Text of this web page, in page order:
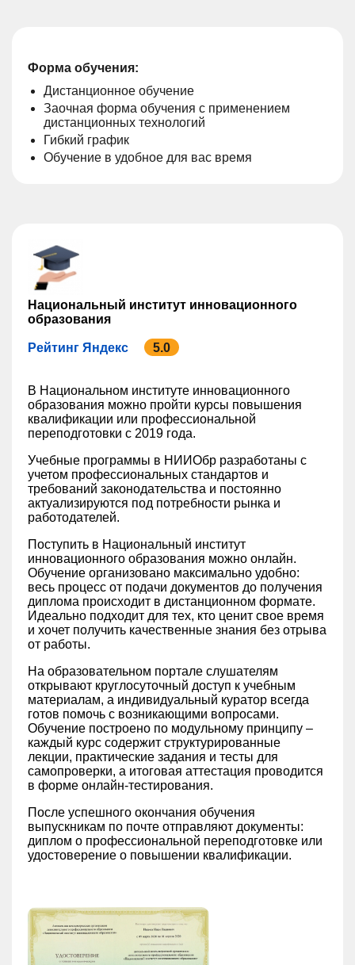
Форма обучения:
Дистанционное обучение
Заочная форма обучения с применением
дистанционных технологий
Гибкий график
Обучение в удобное для вас время
Национальный институт инновационного
образования
Рейтинг Яндекс 5.0
В Национальном институте инновационного
образования можно пройти курсы повышения
квалификации или профессиональной
переподготовки с 2019 года.
Учебные программы в НИИОбр разработаны с
учетом профессиональных стандартов и
требований законодательства и постоянно
актуализируются под потребности рынка и
работодателей.
Поступить в Национальный институт
инновационного образования можно онлайн.
Обучение организовано максимально удобно:
весь процесс от подачи документов до получения
диплома происходит в дистанционном формате.
Идеально подходит для тех, кто ценит свое время
и хочет получить качественные знания без отрыва
от работы.
На образовательном портале слушателям
открывают круглосуточный доступ к учебным
материалам, а индивидуальный куратор всегда
готов помочь с возникающими вопросами.
Обучение построено по модульному принципу –
каждый курс содержит структурированные
лекции, практические задания и тесты для
самопроверки, а итоговая аттестация проводится
в форме онлайн-тестирования.
После успешного окончания обучения
выпускникам по почте отправляют документы:
диплом о профессиональной переподготовке или
удостоверение о повышении квалификации.